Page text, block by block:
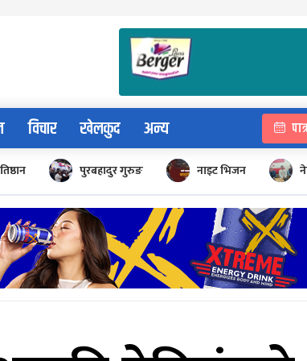
विचार खेलकुद अन्य
पुरबहादुर गुरुङ नाइट भिजन